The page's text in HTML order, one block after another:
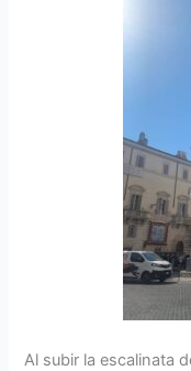
Al subir la escalinata